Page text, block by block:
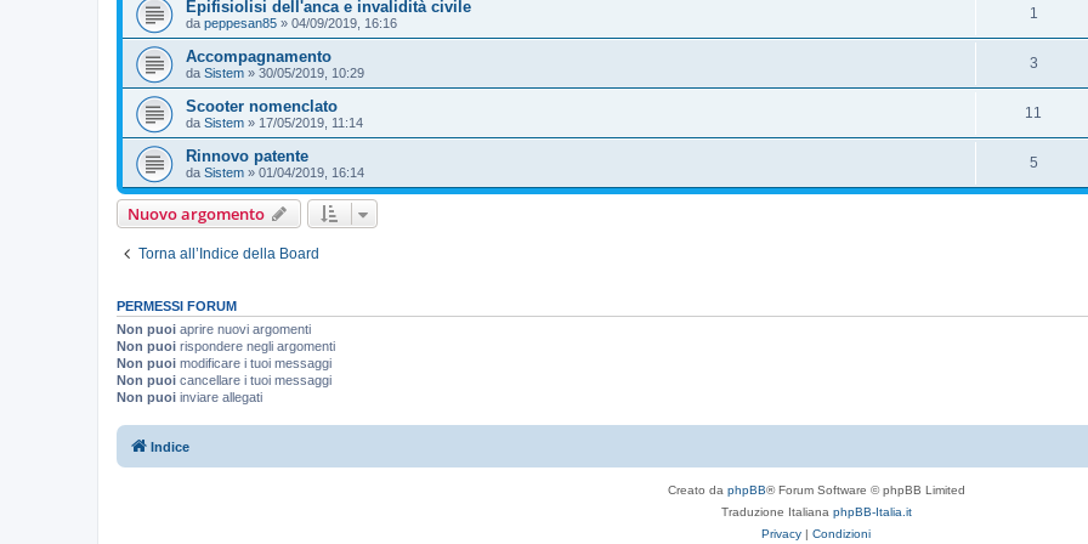
Epifisiolisi dell'anca e invalidità civile
da peppesan85 » 04/09/2019, 16:16
1
Accompagnamento
da Sistem » 30/05/2019, 10:29
3
Scooter nomenclato
da Sistem » 17/05/2019, 11:14
11
Rinnovo patente
da Sistem » 01/04/2019, 16:14
5
Nuovo argomento
Torna all’Indice della Board
PERMESSI FORUM
Non puoi aprire nuovi argomenti
Non puoi rispondere negli argomenti
Non puoi modificare i tuoi messaggi
Non puoi cancellare i tuoi messaggi
Non puoi inviare allegati
Indice
Creato da phpBB® Forum Software © phpBB Limited
Traduzione Italiana phpBB-Italia.it
Privacy | Condizioni